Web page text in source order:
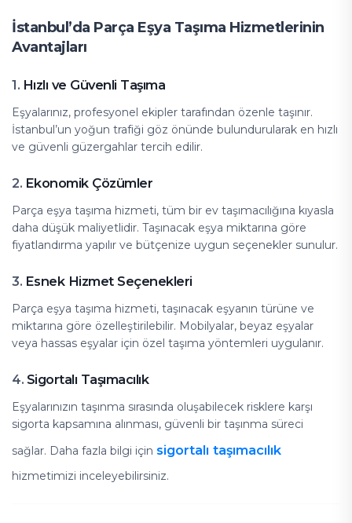
İstanbul’da Parça Eşya Taşıma Hizmetlerinin
Avantajları
1. Hızlı ve Güvenli Taşıma
Eşyalarınız, profesyonel ekipler tarafından özenle taşınır.
İstanbul’un yoğun trafiği göz önünde bulundurularak en hızlı
ve güvenli güzergahlar tercih edilir.
2. Ekonomik Çözümler
Parça eşya taşıma hizmeti, tüm bir ev taşımacılığına kıyasla
daha düşük maliyetlidir. Taşınacak eşya miktarına göre
fiyatlandırma yapılır ve bütçenize uygun seçenekler sunulur.
3. Esnek Hizmet Seçenekleri
Parça eşya taşıma hizmeti, taşınacak eşyanın türüne ve
miktarına göre özelleştirilebilir. Mobilyalar, beyaz eşyalar
veya hassas eşyalar için özel taşıma yöntemleri uygulanır.
4. Sigortalı Taşımacılık
Eşyalarınızın taşınma sırasında oluşabilecek risklere karşı
sigorta kapsamına alınması, güvenli bir taşınma süreci
sağlar. Daha fazla bilgi için sigortalı taşımacılık
hizmetimizi inceleyebilirsiniz.